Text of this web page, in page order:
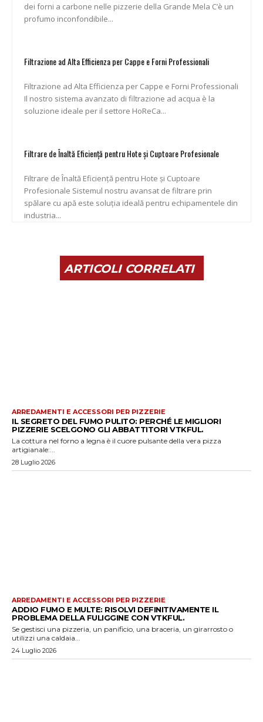
dei forni a carbone nelle pizzerie della Grande Mela C’è un
profumo inconfondibile...
Filtrazione ad Alta Efficienza per Cappe e Forni Professionali
Filtrazione ad Alta Efficienza per Cappe e Forni Professionali
Il nostro sistema avanzato di filtrazione ad acqua è la
soluzione ideale per il settore HoReCa...
Filtrare de Înaltă Eficiență pentru Hote și Cuptoare Profesionale
Filtrare de Înaltă Eficiență pentru Hote și Cuptoare
Profesionale Sistemul nostru avansat de filtrare prin
spălare cu apă este soluția ideală pentru echipamentele din
industria...
ARTICOLI CORRELATI
ARREDAMENTI E ACCESSORI PER PIZZERIE
IL SEGRETO DEL FUMO PULITO: PERCHÉ LE MIGLIORI
PIZZERIE SCELGONO GLI ABBATTITORI VTKFUL.
La cottura nel forno a legna è il cuore pulsante della vera pizza
artigianale:...
28 Luglio 2026
ARREDAMENTI E ACCESSORI PER PIZZERIE
ADDIO FUMO E MULTE: RISOLVI DEFINITIVAMENTE IL
PROBLEMA DELLA FULIGGINE CON VTKFUL.
Se gestisci una pizzeria, un panificio, una braceria, un girarrosto o
utilizzi una caldaia...
24 Luglio 2026